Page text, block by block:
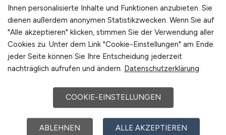
1
Ihnen personalisierte Inhalte und Funktionen anzubieten. Sie
dienen außerdem anonymen Statistikzwecken. Wenn Sie auf
"Alle akzeptieren" klicken, stimmen Sie der Verwendung aller
Cookies zu. Unter dem Link "Cookie-Einstellungen" am Ende
jeder Seite können Sie Ihre Entscheidung jederzeit
nachträglich aufrufen und ändern. Datenschutzerklärung
COOKIE-EINSTELLUNGEN
ABLEHNEN ALLE AKZEPTIEREN